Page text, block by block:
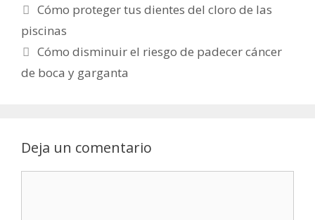
Cómo proteger tus dientes del cloro de las
piscinas
Cómo disminuir el riesgo de padecer cáncer
de boca y garganta
Deja un comentario